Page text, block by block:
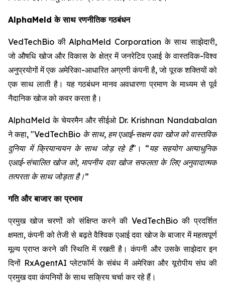
AlphaMeld के साथ रणनीतिक गठबंधन
VedTechBio की AlphaMeld Corporation के साथ साझेदारी,
जो औषधि खोज और विकास के क्षेत्र में जनरेटिव एआई के वास्तविक-विश्व
अनुप्रयोगों में एक अमेरिका-आधारित अग्रणी कंपनी है, जो पूरक शक्तियों को
एक साथ लाती है। यह गठबंधन मानव अवधारणा प्रमाण के माध्यम से पूर्व
नैदानिक खोज को कवर करता है।
AlphaMeld के चेयरमैन और सीईओ Dr. Krishnan Nandabalan
ने कहा,"VedTechBio के साथ, हम एआई-सक्षम दवा खोज को वास्तविक
दुनिया में क्रियान्वयन के साथ जोड़ रहे हैं" । “यह सहयोग अत्याधुनिक
एआई-संचालित खोज को, मापनीय दवा खोज सफलता के लिए अनुवादात्मक
तत्परता के साथ जोड़ता है।”
गति और बाजार का प्रभाव
प्रमुख खोज चरणों को संक्षिप्त करने की VedTechBio की प्रदर्शित
क्षमता, कंपनी को तेजी से बढ़ते वैश्विक एआई दवा खोज के बाजार में महत्वपूर्ण
मूल्य प्राप्त करने की स्थिति में रखती है। कंपनी और उसके साझेदार इन
दिनों RxAgentAI प्लेटफॉर्म के संबंध में अमेरिका और यूरोपीय संघ की
प्रमुख दवा कंपनियों के साथ सक्रिय चर्चा कर रहे हैं।